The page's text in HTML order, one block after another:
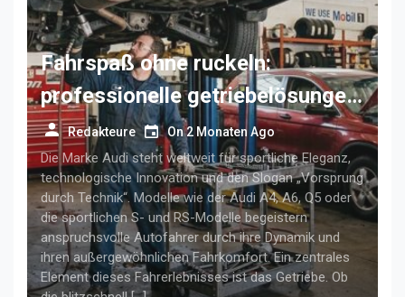
Fahrspaß ohne ruckeln:
professionelle getriebelösungen
für anspruchsvolle audi-fahrer
Redakteure On2 Monaten Ago
Die Marke Audi steht weltweit für sportliche Eleganz,
technologische Innovation und den Slogan „Vorsprung
durch Technik“. Modelle wie der Audi A4, A6, Q5 oder
die sportlichen S- und RS-Modelle begeistern
anspruchsvolle Autofahrer durch ihre Dynamik und
ihren außergewöhnlichen Fahrkomfort. Ein zentrales
Element dieses Fahrerlebnisses ist das Getriebe. Ob